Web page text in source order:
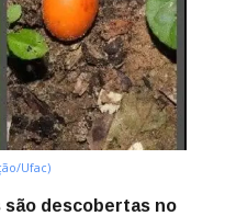
Ufac)
são descobertas no